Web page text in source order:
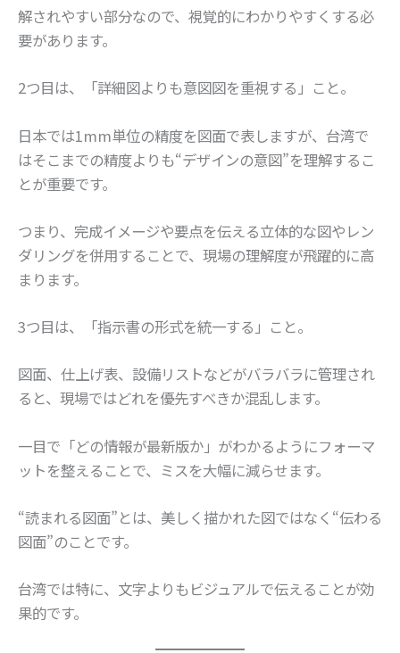
解されやすい部分なので、視覚的にわかりやすくする必
要があります。
2つ目は、「詳細図よりも意図図を重視する」こと。
日本では1mm単位の精度を図面で表しますが、台湾で
はそこまでの精度よりも“デザインの意図”を理解するこ
とが重要です。
つまり、完成イメージや要点を伝える立体的な図やレン
ダリングを併用することで、現場の理解度が飛躍的に高
まります。
3つ目は、「指示書の形式を統一する」こと。
図面、仕上げ表、設備リストなどがバラバラに管理され
ると、現場ではどれを優先すべきか混乱します。
一目で「どの情報が最新版か」がわかるようにフォーマ
ットを整えることで、ミスを大幅に減らせます。
“読まれる図面”とは、美しく描かれた図ではなく“伝わる
図面”のことです。
台湾では特に、文字よりもビジュアルで伝えることが効
果的です。